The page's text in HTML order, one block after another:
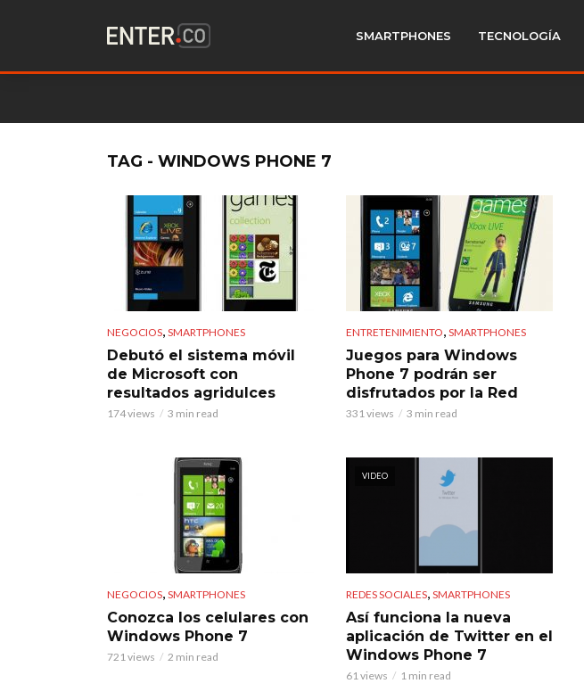
SMARTPHONES TECNOLOGÍA
TAG - WINDOWS PHONE 7
NEGOCIOS, SMARTPHONES
Debutó el sistema móvil
de Microsoft con
resultados agridulces
174 views 3 min read
ENTRETENIMIENTO, SMARTPHONES
Juegos para Windows
Phone 7 podrán ser
disfrutados por la Red
331 views 3 min read
NEGOCIOS, SMARTPHONES
Conozca los celulares con
Windows Phone 7
721 views 2 min read
VIDEO
REDES SOCIALES, SMARTPHONES
Así funciona la nueva
aplicación de Twitter en el
Windows Phone 7
61 views 1 min read